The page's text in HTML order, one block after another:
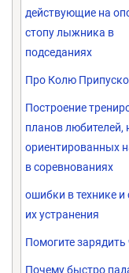
действующие на
стопу лыжника в
подседаниях
Про Колю
Построение
планов любителей,
ориентированных
в соревнованиях
ошибки в технике и
их устранения
Помогите
Почему быстро